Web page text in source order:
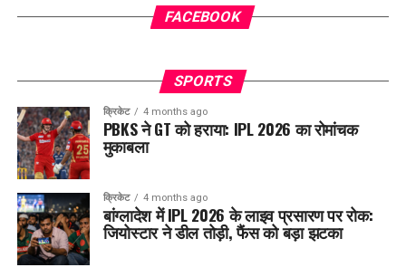
FACEBOOK
SPORTS
क्रिकेट 4 months ago
PBKS ने GT को हराया: IPL 2026 का रोमांचक
मुकाबला
क्रिकेट 4 months ago
बांग्लादेश में IPL 2026 के लाइव प्रसारण पर रोक:
जियोस्टार ने डील तोड़ी, फैंस को बड़ा झटका